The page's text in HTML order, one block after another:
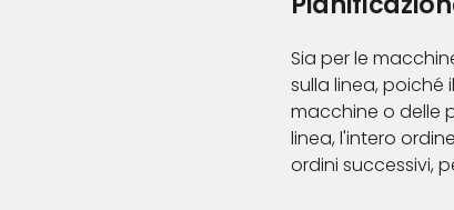
Sia per le
sulla linea,
macchine o delle
linea, l'intero
ordini successivi,